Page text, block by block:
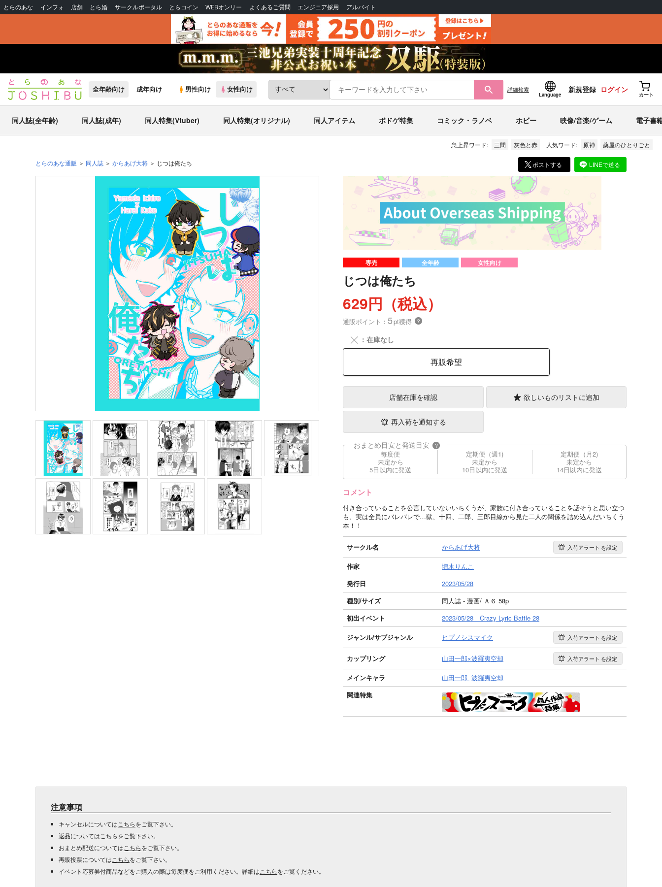
とらのあな インフォ 店舗 とら婚 サークルポータル とらコイン WEBオンリー よくあるご質問 エンジニア採用 アルバイト
全年齢向け 成年向け 男性向け 女性向け 詳細検索
Language
新規登録 ログイン
カート
同人誌(全年齢) 同人誌(成年) 同人特集(Vtuber) 同人特集(オリジナル) 同人アイテム ボドゲ特集 コミック・ラノベ ホビー 映像/音楽/ゲーム 電子書
急上昇ワード: 三間 灰色と赤 人気ワード: 原神 薬屋のひとりごと
とらのあな通販 同人誌 からあげ大将 じつは俺たち ポストする LINEで送る
専売 全年齢 女性向け
じつは俺たち
629円（税込）
通販ポイント： 5pt獲得 ？
╳ ：在庫なし
再販希望
店舗在庫を確認 欲しいものリストに追加
再入荷を通知する
おまとめ目安と発送目安 ?
毎度便
未定から
5日以内に発送
定期便（週1)
未定から
10日以内に発送
定期便（月2)
未定から
14日以内に発送
コメント
付き合っていることを公言していないいちくうが、家族に付き合っていることを話そうと思い立つ
も、実は全員にバレバレで…獄、十四、二郎、三郎目線から見た二人の関係を詰め込んだいちくう
本！！
サークル名 からあげ大将 入荷アラート を設定
作家
増木りんこ
発行日
2023/05/28
種別/サイズ
同人誌 - 漫画/ Ａ６ 58p
初出イベント
2023/05/28 Crazy Lyric Battle 28
ジャンル/サブジャンル ヒプノシスマイク 入荷アラート を設定
カップリング 山田一郎×波羅夷空却 入荷アラート を設定
メインキャラ 山田一郎 波羅夷空却
関連特集
注意事項
キャンセルについては こちらをご覧下さい。
返品については こちらをご覧下さい。
おまとめ配送については こちらをご覧下さい。
再販投票については こちらをご覧下さい。
イベント応募券付商品などをご購入の際は毎度便をご利用ください。詳細は こちらをご覧ください。